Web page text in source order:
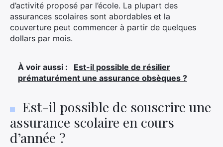
d’activité proposé par l’école. La plupart des
assurances scolaires sont abordables et la
couverture peut commencer à partir de quelques
dollars par mois.
À voir aussi :
Est-il possible de résilier
prématurément une assurance obsèques ?
Est-il possible de souscrire une
assurance scolaire en cours
d’année ?